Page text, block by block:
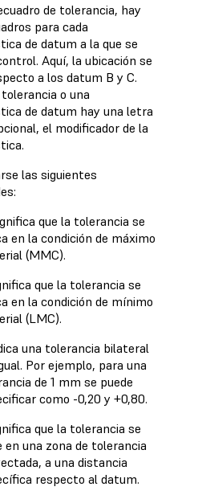
de tolerancia, hay
para cada
de datum a la que se
Aquí, la ubicación se
a los datum B y C.
o una
de datum hay una letra
el modificador de la
las siguientes
que la tolerancia se
en la condición de máximo
(MMC).
que la tolerancia se
en la condición de mínimo
(LMC).
una tolerancia bilateral
Por ejemplo, para una
de 1 mm se puede
como -0,20 y +0,80.
que la tolerancia se
en una zona de tolerancia
a una distancia
respecto al datum.